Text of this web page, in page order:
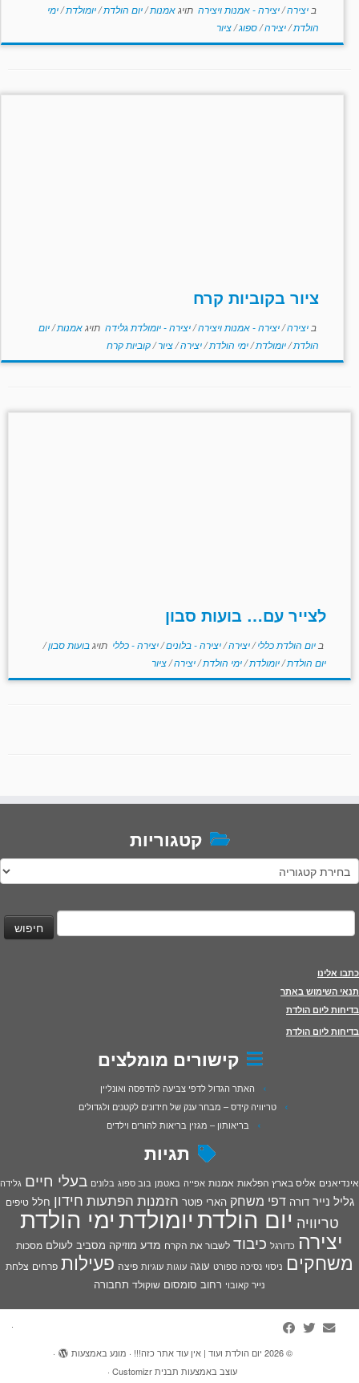
ב יצירה/יצירה - אמנות ויצירה תויגאמנות/יום הולדת/יומולדת/ימי
הולדת/יצירה/ספוג/ציור
ציור בקוביות קרח
ב יצירה/יצירה - אמנות ויצירה/יצירה - יומולדת גלידה תויגאמנות/יום
הולדת/יומולדת/ימי הולדת/יצירה/ציור/קוביות קרח
לצייר עם… בועות סבון
ב יום הולדת כללי/יצירה/יצירה - בלונים/יצירה - כללי תויגבועות סבון/
יום הולדת/יומולדת/ימי הולדת/יצירה/ציור
קטגוריות
קטגוריות
חיפוש:
כתבו אלינו
תנאי השימוש באתר
בדיחות ליום הולדת
בדיחות ליום הולדת
קישורים מומלצים
האתר הגדול לדפי צביעה להדפסה ואונליין
טריוויה קידס – מבחר ענק של חידונים לקטנים ולגדולים
בריאותון – מגזין בריאות להורים וילדים
תגיות
אינדיאנים אליס בארץ הפלאות אמנות אפייה באטמן בוב ספוג בלונים בעלי חיים גלידה
גליל נייר דורה דפי משחק הארי פוטר הזמנות הפתעות חידון חלל טיפים
טריוויה יום הולדתיומולדתימי הולדת
יצירה כדורגל כיבוד לשבור את הקרח מדע מוזיקה מסביב לעולם מסכות
משחקים ניסוי נסיכה ספורט עוגה עוגות עוגיות פיצה פעילות פרחים צלחת
נייר קאובוי רחוב סומסום שוקולד תחבורה
·
© 2026 יום הולדת ועוד | אין עוד אתר כזה!!! · מונע באמצעות
·
עוצב באמצעות תבנית Customizr ·